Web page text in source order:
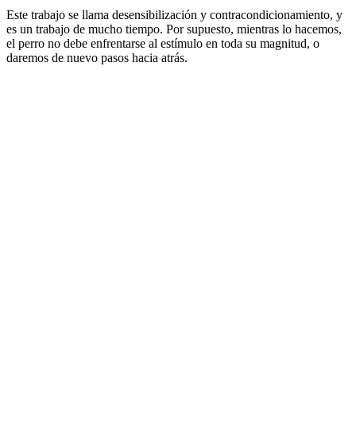
Este trabajo se llama desensibilización y contracondicionamiento, y
es un trabajo de mucho tiempo. Por supuesto, mientras lo hacemos,
el perro no debe enfrentarse al estímulo en toda su magnitud, o
daremos de nuevo pasos hacia atrás.